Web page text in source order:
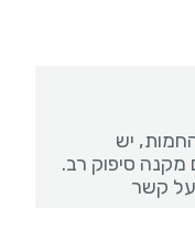
יש
מקנה סיפוק רב.
קשר